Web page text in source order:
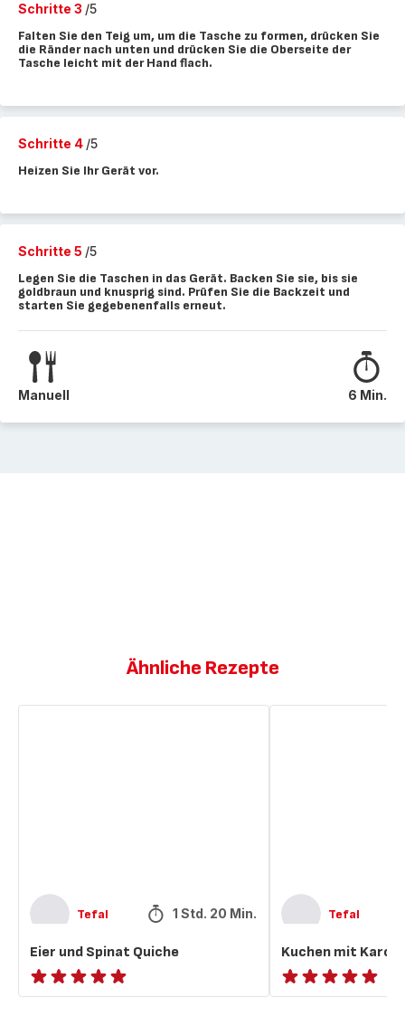
Schritte 3 /5
Falten Sie den Teig um, um die Tasche zu formen, drücken Sie
die Ränder nach unten und drücken Sie die Oberseite der
Tasche leicht mit der Hand flach.
Schritte 4 /5
Heizen Sie Ihr Gerät vor.
Schritte 5 /5
Legen Sie die Taschen in das Gerät. Backen Sie sie, bis sie
goldbraun und knusprig sind. Prüfen Sie die Backzeit und
starten Sie gegebenenfalls erneut.
Manuell 6 Min.
Ähnliche Rezepte
Tefal 1 Std. 20 Min.
Eier und Spinat Quiche
ratings.NaN
Tefal
Kuchen mit
ratings.NaN